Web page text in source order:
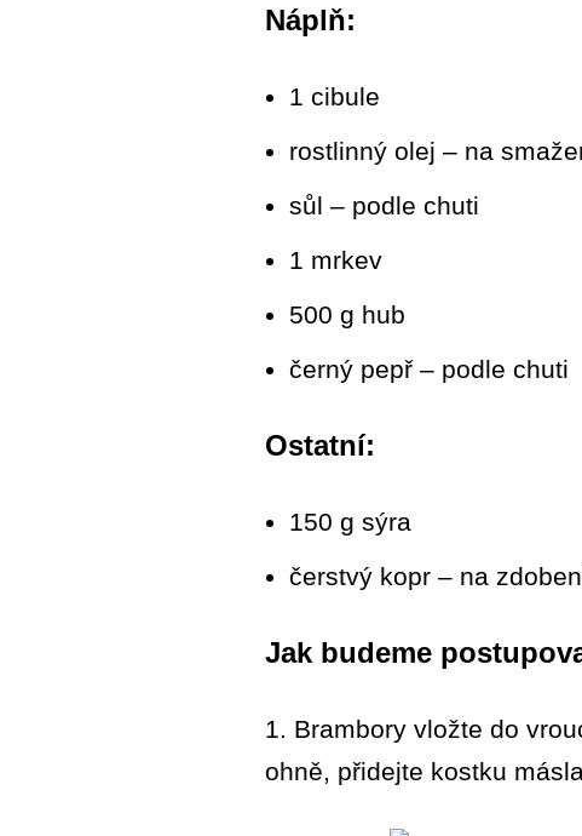
Náplň:
1 cibule
rostlinný olej – na
sůl – podle chuti
1 mrkev
500 g hub
černý pepř – podle chuti
Ostatní:
150 g sýra
čerstvý kopr – na
Jak budeme
1. Brambory vložte do
ohně, přidejte kostku